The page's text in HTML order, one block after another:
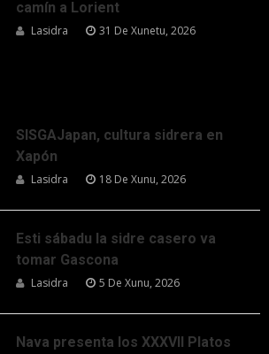
camín a Lorient
Lasidra 31 De Xunetu, 2026
SISGAJapan, cultura sidrera en
Xapón
Lasidra 18 De Xunu, 2026
Esti sábadu la sidre casero va
tomar Gascona
Lasidra 5 De Xunu, 2026
Nava presenta los XXXVII Platos